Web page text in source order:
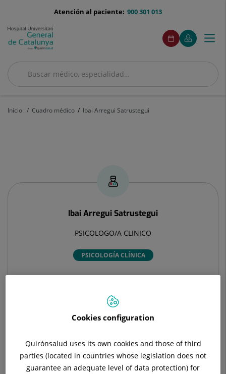
menu-
900 301 013
Atención al paciente:
Buscar
Buscar
menuAcceso
Pedir
cita
Este
enlace
se
en
Mi
Quirónsalud
Este
enlace
se
en
ventana
Menú
Inicio Cuadro médico Ibai Arregui Satrustegui
Satrustegui
IbaiArregui Satrustegui
PSICOLOGO/A CLINICO
PSICOLOGÍA CLÍNICA
Hospital Universitari General de Catalunya
08190 Sant Cugat del Vallés Barcelona
935 656 000
Cookies configuration
Quirónsalud uses its own cookies and those of third
parties (located in countries whose legislation does not
guarantee an adequate level of data protection) for